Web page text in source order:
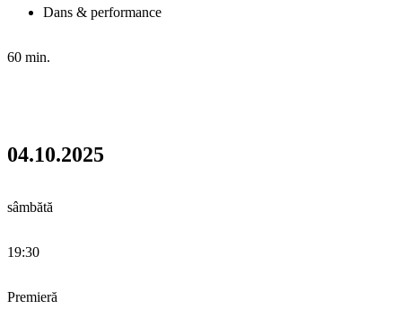
Dans & performance
60 min.
04.10.2025
sâmbătă
19:30
Premieră